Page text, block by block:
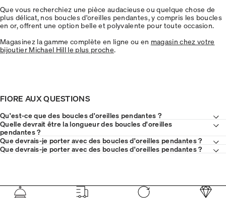
Que vous recherchiez une pièce audacieuse ou quelque chose de
plus délicat, nos boucles d'oreilles pendantes, y compris les boucles
en or, offrent une option belle et polyvalente pour toute occasion.
Magasinez la gamme complète en ligne ou en magasin chez votre
bijoutier Michael Hill le plus proche.
FIORE AUX QUESTIONS
Qu'est-ce que des boucles d'oreilles pendantes ?
Quelle devrait être la longueur des boucles d'oreilles
pendantes ?
Que devrais-je porter avec des boucles d'oreilles pendantes ?
Que devrais-je porter avec des boucles d'oreilles pendantes ?